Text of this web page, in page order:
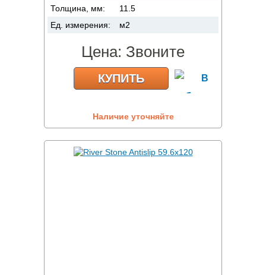
Толщина, мм:
11.5
Ед. измерения:
м2
Цена: Звоните
КУПИТЬ
Наличие уточняйте